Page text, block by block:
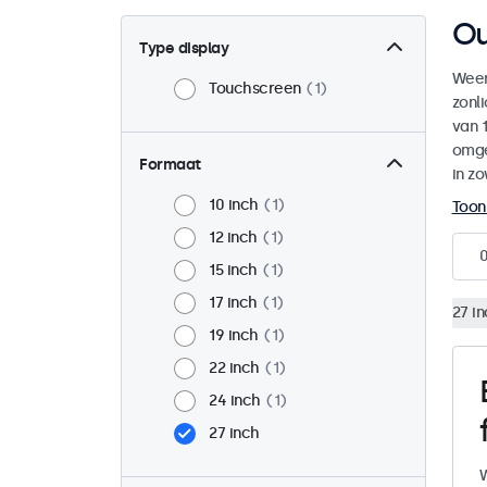
Type display
Touchscreen 1
Formaat
10 inch
1
12 inch
1
15 inch
1
17 inch
1
19 inch
1
22 inch
1
24 inch
1
27 inch
van
in
0
27